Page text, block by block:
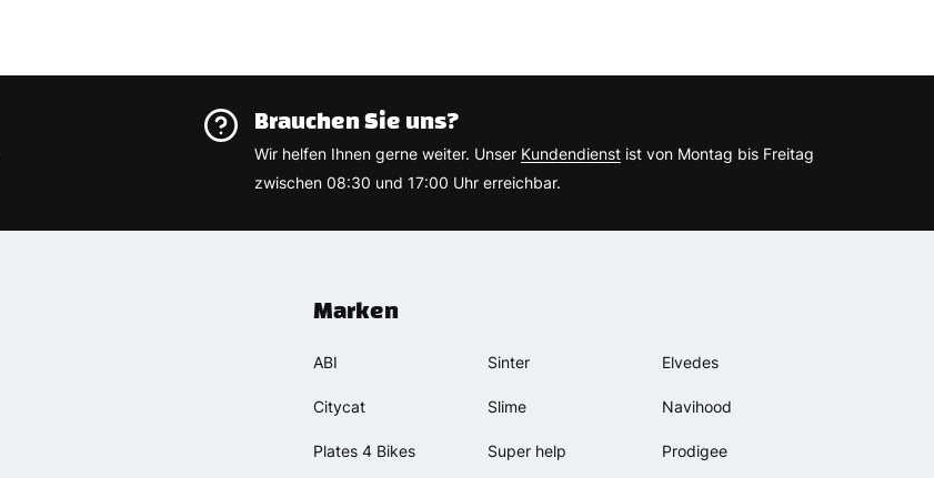
Brauchen Sie uns?
Wir helfen Ihnen gerne weiter. Unser Kundendienst ist von Montag bis Freitag
zwischen 08:30 und 17:00 Uhr erreichbar.
Marken
ABI
Citycat
Plates 4 Bikes
Sinter
Slime
Super help
Elvedes
Navihood
Prodigee